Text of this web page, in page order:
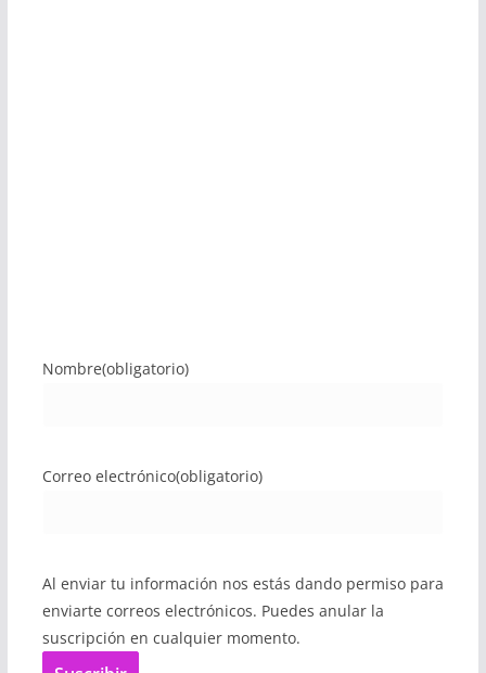
Nombre(obligatorio)
Correo electrónico(obligatorio)
Al enviar tu información nos estás dando permiso para
enviarte correos electrónicos. Puedes anular la
suscripción en cualquier momento.